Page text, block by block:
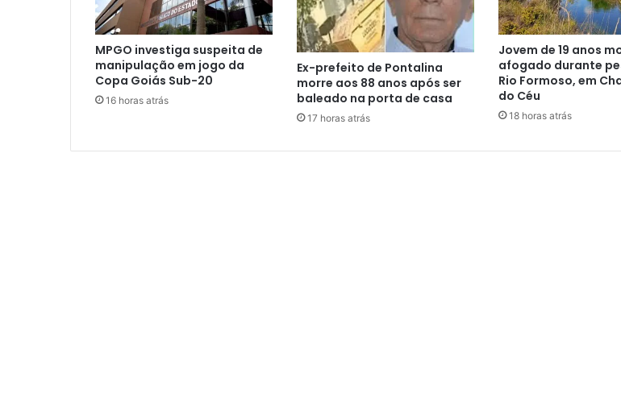
MPGO investiga suspeita de
manipulação em jogo da
Copa Goiás Sub-20
16 horas atrás
Ex-prefeito de Pontalina
morre aos 88 anos após ser
baleado na porta de casa
17 horas atrás
Jovem de 19 anos
afogado durante
Rio Formoso, em
do Céu
18 horas atrás